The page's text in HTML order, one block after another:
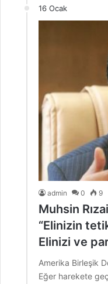
16 Ocak
admin 0 9
Muhsin
“Elinizin
Elinizi ve
Amerika Birleşik
Eğer harekete